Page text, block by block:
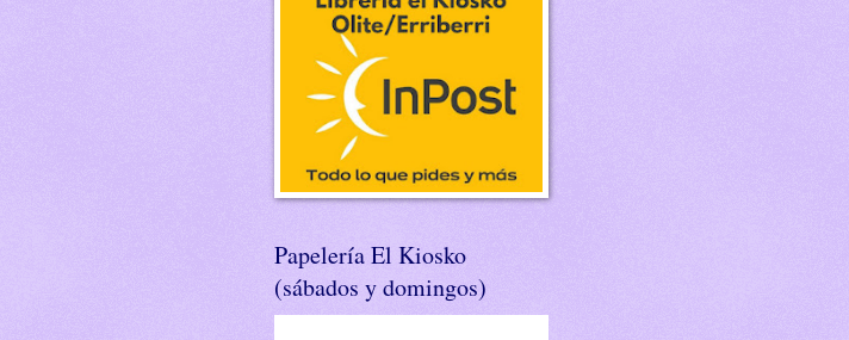
Papelería El Kiosko
(sábados y domingos)